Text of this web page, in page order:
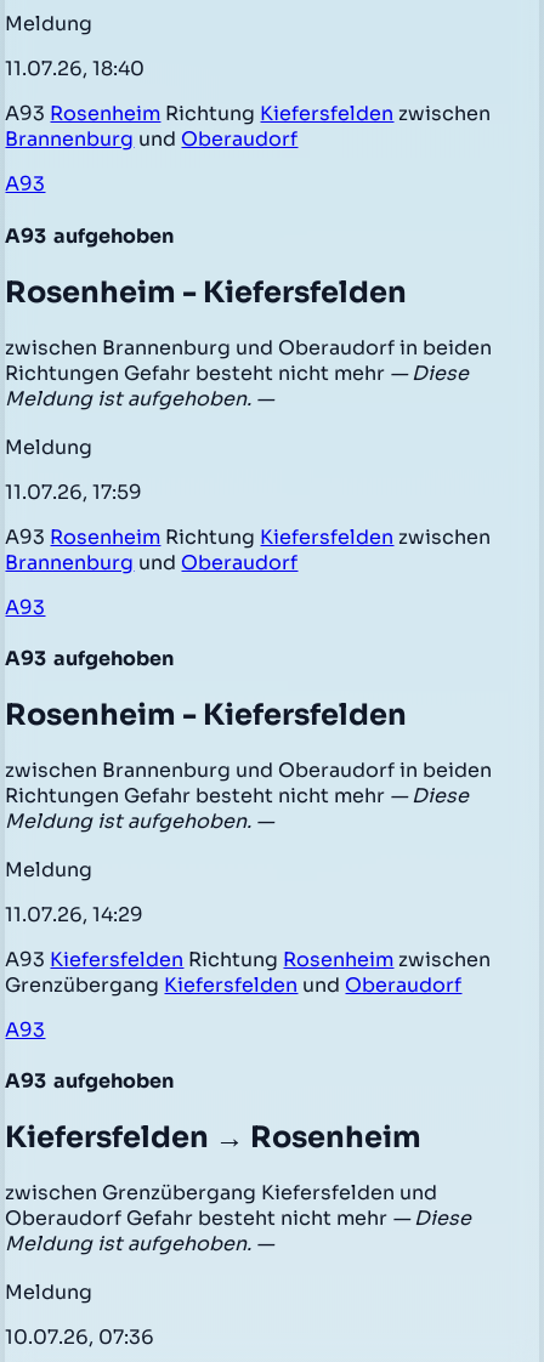
Meldung
11.07.26, 18:40
A93 Rosenheim Richtung Kiefersfelden zwischen
Brannenburg und Oberaudorf
A93
A93 aufgehoben
Rosenheim - Kiefersfelden
zwischen Brannenburg und Oberaudorf in beiden
Richtungen Gefahr besteht nicht mehr — Diese
Meldung ist aufgehoben. —
Meldung
11.07.26, 17:59
A93 Rosenheim Richtung Kiefersfelden zwischen
Brannenburg und Oberaudorf
A93
A93 aufgehoben
Rosenheim - Kiefersfelden
zwischen Brannenburg und Oberaudorf in beiden
Richtungen Gefahr besteht nicht mehr — Diese
Meldung ist aufgehoben. —
Meldung
11.07.26, 14:29
A93 Kiefersfelden Richtung Rosenheim zwischen
Grenzübergang Kiefersfelden und Oberaudorf
A93
A93 aufgehoben
Kiefersfelden → Rosenheim
zwischen Grenzübergang Kiefersfelden und
Oberaudorf Gefahr besteht nicht mehr — Diese
Meldung ist aufgehoben. —
Meldung
10.07.26, 07:36